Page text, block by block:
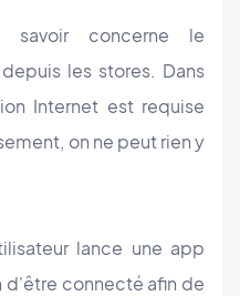
concerne le
les stores. Dans
Internet est requise
on ne peut rien y
lance une app
d'être connecté afin de